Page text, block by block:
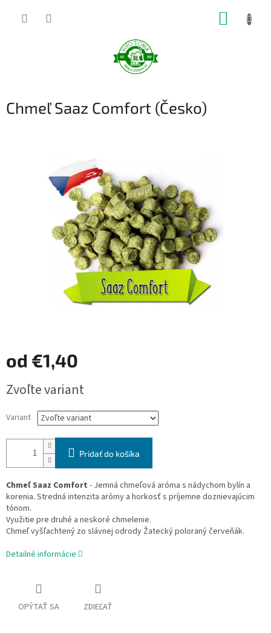
Chmeľ Saaz Comfort (Česko)
od €1,40
cena:
Zvoľte variant
Variant
Pridať do košíka
ChmeľSaaz Comfort - Jemná chmeľová aróma s nádychom bylín a
korenia. Stredná intenzita arómy a horkosť s príjemne doznievajúcim
tónom.
Využitie pre druhé a neskoré chmelenie.
Chmeľ vyšľachtený zo slávnej odrody Žatecký poloraný červeňák.
Detailné informácie
OPÝTAŤ SA ZDIEĽAŤ